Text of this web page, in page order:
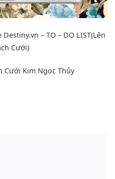
– TO – DO LIST(Lên
Cưới)
Cưới Kim Ngọc Thủy